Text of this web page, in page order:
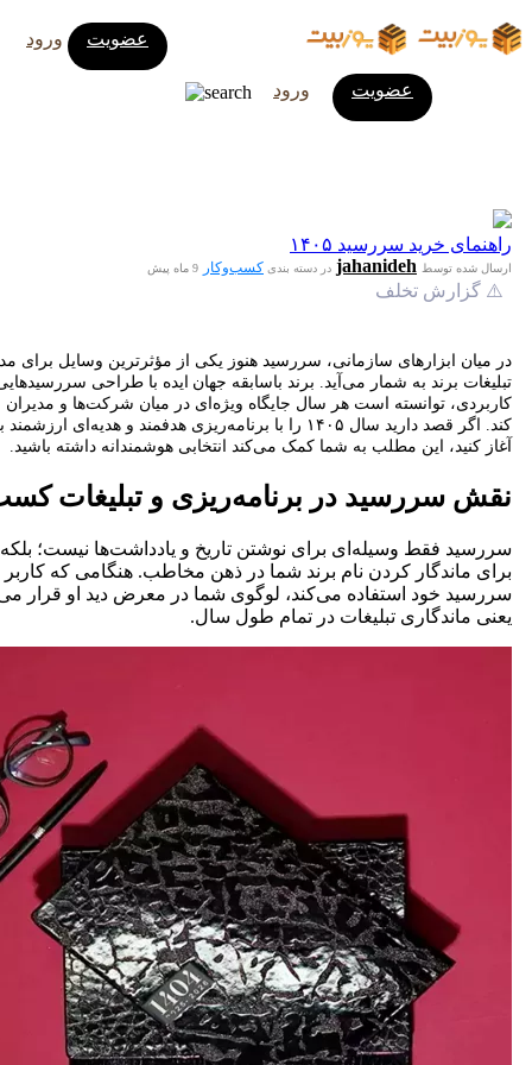
ورود عضویت
ورود عضویت
راهنمای خرید سررسید ۱۴۰۵
ارسال شده توسط jahanideh در دسته بندی کسب‌وکار 9 ماه پیش
⚠️ گزارش تخلف
در میان ابزارهای سازمانی، سررسید هنوز یکی از مؤثرترین وسایل برای
تبلیغات برند به شمار می‌آید. برند باسابقه جهان ایده با طراحی
کاربردی، توانسته است هر سال جایگاه ویژه‌ای در میان شرکت‌ها و مدیران
کند. اگر قصد دارید سال ۱۴۰۵ را با برنامه‌ریزی هدفمند و هدیه‌ای
آغاز کنید، این مطلب به شما کمک می‌کند انتخابی هوشمندانه داشته باشید.
نقش سررسید در برنامه‌ریزی و تبلیغات
سررسید فقط وسیله‌ای برای نوشتن تاریخ و یادداشت‌ها نیست؛
برای ماندگار کردن نام برند شما در ذهن مخاطب. هنگامی که کاربر
سررسید خود استفاده می‌کند، لوگوی شما در معرض دید او قرار
یعنی ماندگاری تبلیغات در تمام طول سال.